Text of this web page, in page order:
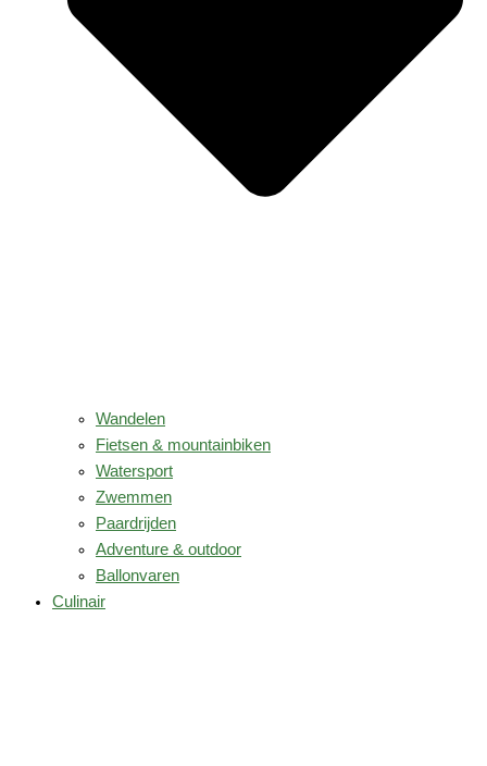
Wandelen
Fietsen & mountainbiken
Watersport
Zwemmen
Paardrijden
Adventure & outdoor
Ballonvaren
Culinair